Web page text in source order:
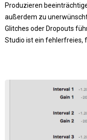
Produzieren
außerdem zu
Glitches oder Dropouts
Studio ist ein fehlerfreies,